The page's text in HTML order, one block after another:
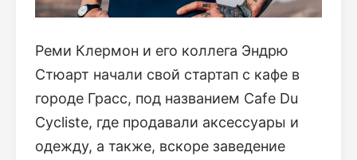
Реми Клермон и его коллега Эндрю
Стюарт начали свой стартап с кафе в
городе Грасс, под названием Cafe Du
Cycliste, где продавали аксессуары и
одежду, а также, вскоре заведение